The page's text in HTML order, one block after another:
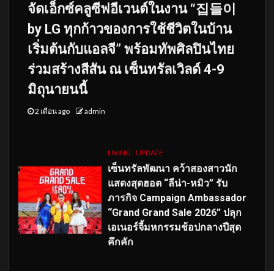
จัดเอ็กซ์คลูซีฟอีเวนต์ในงาน “집들이
by LG ทุกก้าวของการใช้ชีวิตในบ้าน
เริ่มต้นกับแอลจี” พร้อมทัพศิลปินไทย
ร่วมสร้างสีสัน ณ เซ็นทรัลเวิลด์ 4-9
มิถุนายนนี้
2 เดือน ago admin
LIVING UPDATE
เซ็นทรัลพัฒนา คว้าสองสาวนัก
แสดงสุดฮอต “ลีน่า-หมิว” รับ
ภารกิจ Campaign Ambassador
“Grand Grand Sale 2026” ปลุก
เอเนอร์จี้มหกรรมช้อปกลางปีสุด
คึกคัก